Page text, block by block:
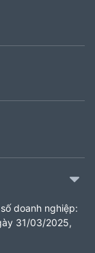
doanh nghiệp:
31/03/2025,